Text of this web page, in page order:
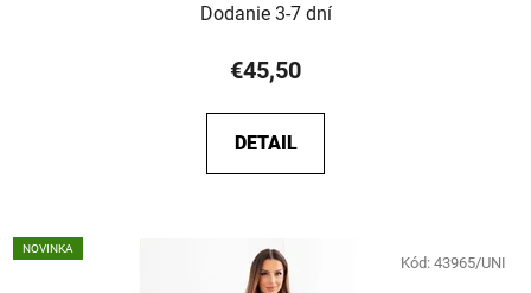
Dodanie 3-7 dní
€45,50
DETAIL
NOVINKA
Kód: 43965/UNI